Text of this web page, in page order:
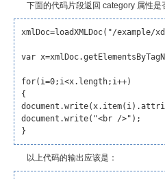
下面的代码片段返回 category 属性是
xmlDoc=loadXMLDoc("/example/
var
for(i=0;i<x.length;i++)
{
document.write(
document.write("<br />");
}
以上代码的输出应该是：